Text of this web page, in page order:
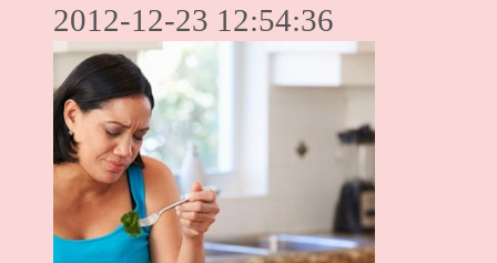
2012-12-23 12:54:36